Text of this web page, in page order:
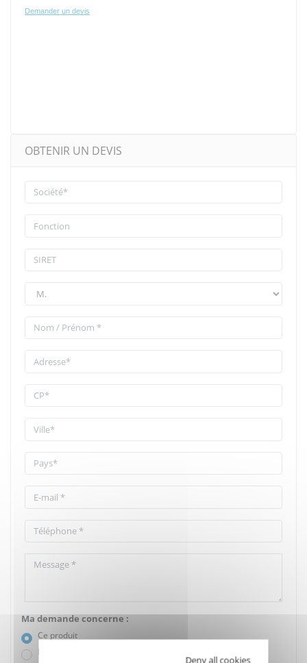
Demander un devis
OBTENIR UN DEVIS
Ma demande concerne :
Ce produit
Plusieurs produits
Deny all cookies